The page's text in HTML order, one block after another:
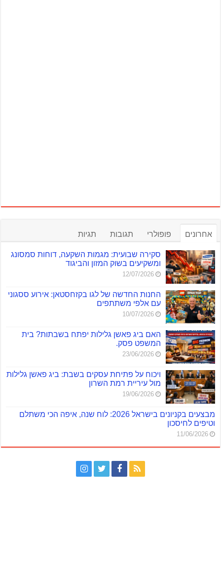
אחרונים פופולרי תגובות תגיות
סקירה שבועית: מגמות השקעה, דוחות סמסונג
ומשקיעים בשוק המזון והביגוד
12/07/2026
החנות החדשה של לגו בקזחסטאן: אירוע ססגוני
עם אלפי משתתפים
10/07/2026
האם ביג פאשן גלילות יפתח בשבתות? בית
המשפט פסק.
23/06/2026
ויכוח על פתיחת עסקים בשבת: ביג פאשן גלילות
מול עיריית רמת השרון
19/06/2026
מבצעים בקניונים בישראל 2026: לוח שנה, איפה הכי משתלם
וטיפים לחיסכון
11/06/2026